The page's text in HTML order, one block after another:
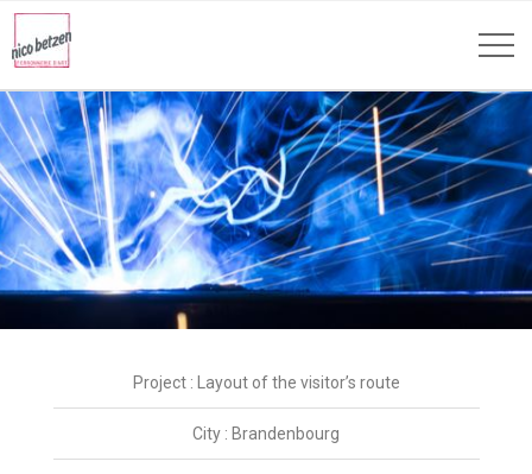
Project : Layout of the visitor’s route
City : Brandenbourg